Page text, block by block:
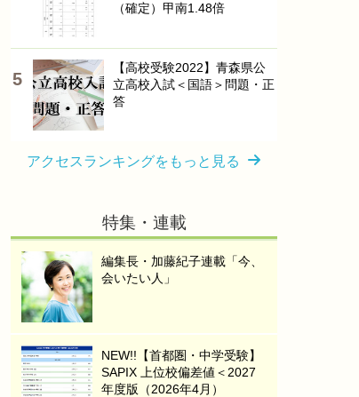
（確定）甲南1.48倍
【高校受験2022】青森県公
立高校入試＜国語＞問題・正
答
アクセスランキングをもっと見る
特集・連載
編集長・加藤紀子連載「今、
会いたい人」
NEW!!【首都圏・中学受験】
SAPIX 上位校偏差値＜2027
年度版（2026年4月）